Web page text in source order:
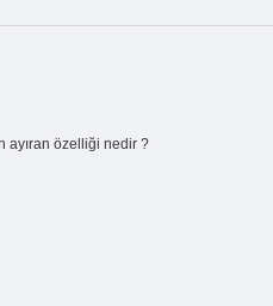
ayıran özelliği nedir ?